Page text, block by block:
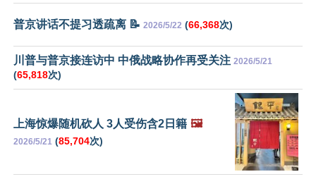
普京讲话不提习透疏离 📝 2026/5/22 (66,368次)
川普与普京接连访中 中俄战略协作再受关注 2026/5/21
(65,818次)
上海惊爆随机砍人 3人受伤含2日籍 🖼️
2026/5/21 (85,704次)